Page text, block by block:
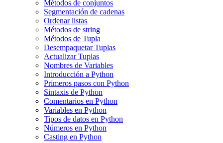
Métodos de conjuntos
Segmentación de cadenas
Ordenar listas
Métodos de string
Métodos de Tupla
Desempaquetar Tuplas
Actualizar Tuplas
Nombres de Variables
Introducción a Python
Primeros pasos con Python
Sintaxis de Python
Comentarios en Python
Variables en Python
Tipos de datos en Python
Números en Python
Casting en Python